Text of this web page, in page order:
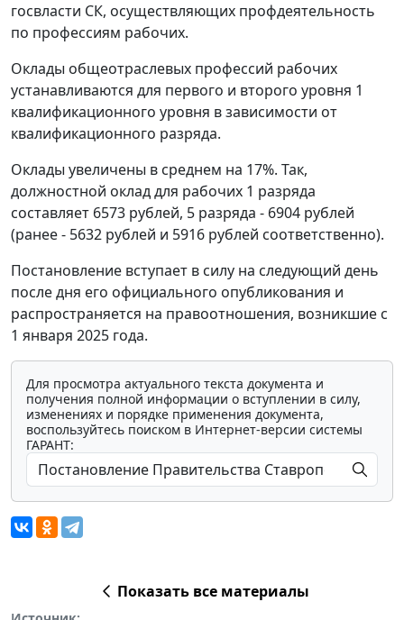
госвласти СК, осуществляющих профдеятельность
по профессиям рабочих.
Оклады общеотраслевых профессий рабочих
устанавливаются для первого и второго уровня 1
квалификационного уровня в зависимости от
квалификационного разряда.
Оклады увеличены в среднем на 17%. Так,
должностной оклад для рабочих 1 разряда
составляет 6573 рублей, 5 разряда - 6904 рублей
(ранее - 5632 рублей и 5916 рублей соответственно).
Постановление вступает в силу на следующий день
после дня его официального опубликования и
распространяется на правоотношения, возникшие с
1 января 2025 года.
Для просмотра актуального текста документа и
получения полной информации о вступлении в силу,
изменениях и порядке применения документа,
воспользуйтесь поиском в Интернет-версии системы
ГАРАНТ:
Показать все материалы